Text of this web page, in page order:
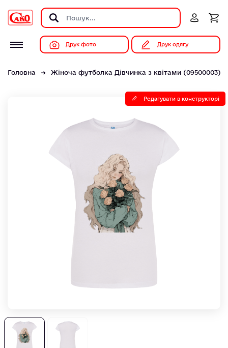
Друк фото Друк одягу
Головна Жіноча футболка Дівчинка з квітами (09500003)
Редагувати в конструкторі